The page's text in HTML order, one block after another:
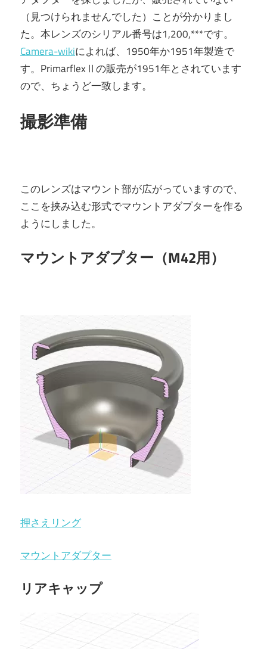
（見つけられませんでした）ことが分かりまし
た。本レンズのシリアル番号は1,200,***です。
Camera-wikiによれば、1950年か1951年製造で
す。PrimarflexⅡの販売が1951年とされています
ので、ちょうど一致します。
撮影準備
このレンズはマウント部が広がっていますので、
ここを挟み込む形式でマウントアダプターを作る
ようにしました。
マウントアダプター（M42用）
押さえリング
マウントアダプター
リアキャップ